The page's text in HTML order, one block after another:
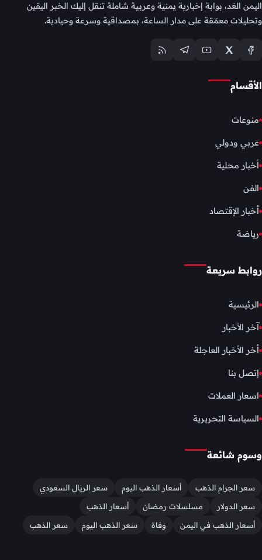
اليمن الغد، بوابة إخبارية يمنية وعربية شاملة تنقل إليك الخبر اليقين
وتحليلات معمّقة على مدار الساعة، بمصداقية وسرعة وحيادية.
الأقسام
منوعات
عربي ودولي
أخبار محلية
الفن
أخبار الإقتصاد
رياضة
روابط سريعة
الرئيسية
آخر الأخبار
أخر الأخبار العاجلة
إتصل بنا
اسعار العملات
السياسة التحريرية
وسوم شائعة
سعر الجرام الذهب أسعار الذهب اليوم
سعر الريال السعودي
سعر الدولار
مسلسلات رمضان
أسعار الذهب
أسعار الذهب في اليمن
وفاة سعر الذهب اليوم سعر الذهب